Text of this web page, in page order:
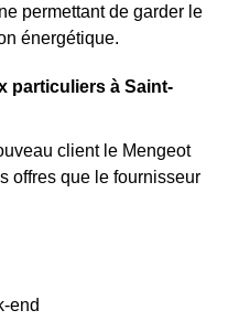
permettant de garder le
énergétique.
particuliers à Saint-
client le Mengeot
offres que le fournisseur
end